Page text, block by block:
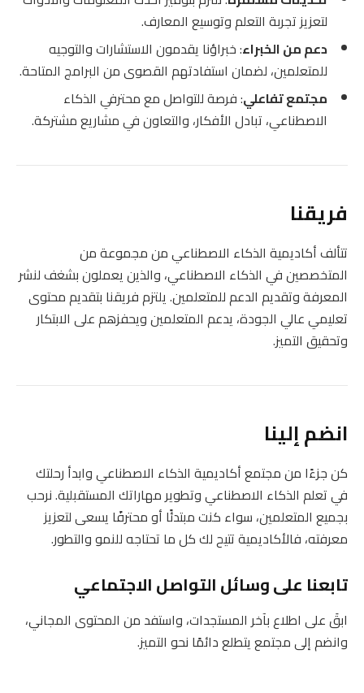
لتعزيز تجربة التعلم وتوسيع المعارف.
دعم من الخبراء: خبراؤنا يقدمون الاستشارات والتوجيه
للمتعلمين، لضمان استفادتهم القصوى من البرامج المتاحة.
مجتمع تفاعلي: فرصة للتواصل مع محترفي الذكاء
الاصطناعي، تبادل الأفكار، والتعاون في مشاريع مشتركة.
فريقنا
تتألف أكاديمية الذكاء الاصطناعي من مجموعة من
المتخصصين في الذكاء الاصطناعي، والذين يعملون بشغف لنشر
المعرفة وتقديم الدعم للمتعلمين. يلتزم فريقنا بتقديم محتوى
تعليمي عالي الجودة، يدعم المتعلمين ويحفزهم على الابتكار
وتحقيق التميز.
انضم إلينا
كن جزءًا من مجتمع أكاديمية الذكاء الاصطناعي وابدأ رحلتك
في تعلم الذكاء الاصطناعي وتطوير مهاراتك المستقبلية. نرحب
بجميع المتعلمين، سواء كنت مبتدئًا أو محترفًا يسعى لتعزيز
معرفته، فالأكاديمية تتيح لك كل ما تحتاجه للنمو والتطور.
تابعنا على وسائل التواصل الاجتماعي
ابقَ على اطلاع بآخر المستجدات، واستفد من المحتوى المجاني،
وانضم إلى مجتمع يتطلع دائمًا نحو التميز.